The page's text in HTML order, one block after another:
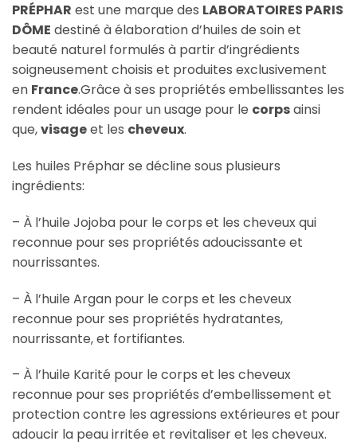
PRÉPHAR est une marque des LABORATOIRES PARIS
DÔME destiné à élaboration d’huiles de soin et
beauté naturel formulés à partir d’ingrédients
soigneusement choisis et produites exclusivement
en France.Grâce à ses propriétés embellissantes les
rendent idéales pour un usage pour le corpsainsi
que,visageet les cheveux.
Les huiles Préphar se décline sous plusieurs
ingrédients:
– À l’huile Jojoba pour le corps et les cheveux qui
reconnue pour ses propriétés adoucissante et
nourrissantes.
– À l’huile Argan pour le corps et les cheveux
reconnue pour ses propriétés hydratantes,
nourrissante, et fortifiantes.
– À l’huile Karité pour le corps et les cheveux
reconnue pour ses propriétés d’embellissement et
protection contre les agressions extérieures et pour
adoucir la peau irritée et revitaliser et les cheveux.